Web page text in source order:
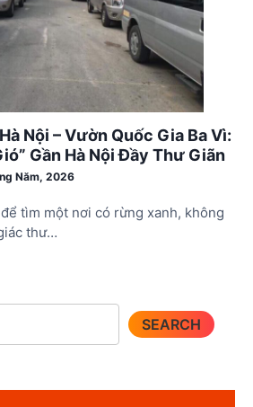
Nội – Vườn Quốc Gia Ba Vì:
Gần Hà Nội Đầy Thư Giãn
Năm, 2026
tìm một nơi có rừng xanh, không
thư…
SEARCH